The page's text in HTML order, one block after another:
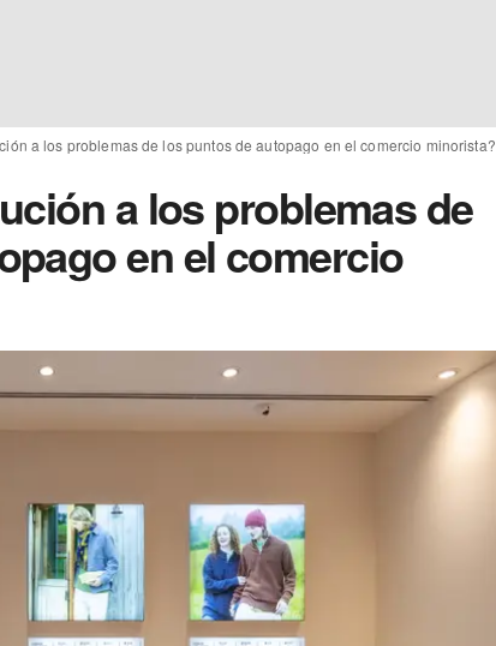
a los problemas de los puntos de autopago en el comercio minorista?
a los problemas de
en el comercio